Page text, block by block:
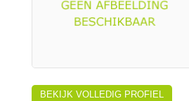
BEKIJK VOLLEDIG PROFIEL